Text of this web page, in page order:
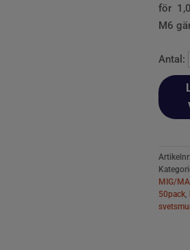
för
M6
Antal:
Artikelnr:
MIG/
50pack ,